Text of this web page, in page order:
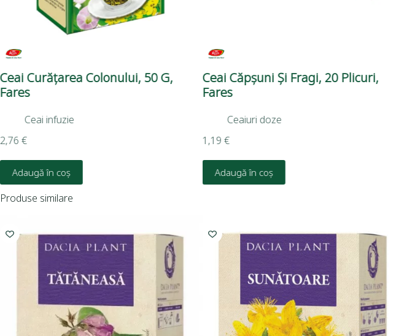
Ceai Curățarea Colonului, 50 G,
Fares
Ceai infuzie
2,76 €
Adaugă în coș
Ceai Căpșuni Și Fragi, 20 Plicuri,
Fares
Ceaiuri doze
1,19 €
Adaugă în coș
Produse similare